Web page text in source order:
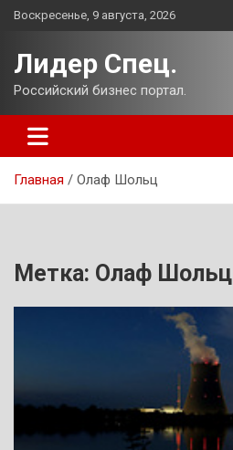
Перейти
Воскресенье, 9 августа, 2026
Лидер Спец.
Российский бизнес портал.
Главная Олаф Шольц
Метка: Олаф Шольц